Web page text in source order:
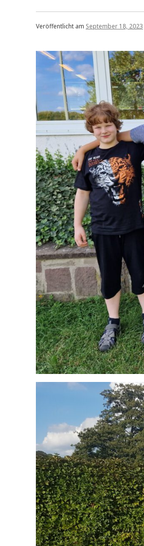
Veröffentlicht am September 18, 2023